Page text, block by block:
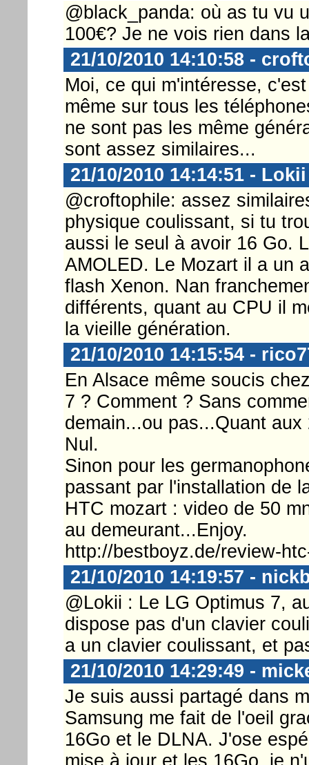
@black_panda: où as tu vu
100€? Je ne vois rien dans
21/10/2010 14:10:58 -
Moi, ce qui m'intéresse,
même sur tous les
ne sont pas les même
sont assez similaires...
21/10/2010 14:14:51 - Lokii
@croftophile: assez
physique coulissant, si tu
aussi le seul à avoir 16 Go.
AMOLED. Le Mozart il a un
flash Xenon. Nan
différents, quant au CPU il
la vieille génération.
21/10/2010 14:15:54 -
En Alsace même soucis
7 ? Comment ? Sans
demain...ou pas...Quant
Nul.
Sinon pour les
passant par l'installation de
HTC mozart : video de 50
au demeurant...Enjoy.
http://bestboyz.de/review-
21/10/2010 14:19:57 -
@Lokii : Le LG Optimus 7,
dispose pas d'un clavier
a un clavier coulissant, et
21/10/2010 14:29:49 -
Je suis aussi partagé dans
Samsung me fait de l'oeil
16Go et le DLNA. J'ose
mise à jour et les 16Go, je